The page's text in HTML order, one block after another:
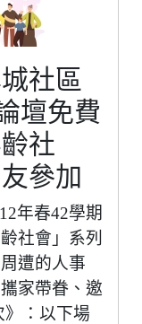
社區
壇免費
社
參加
年春42學期
社會」系列
遭的人事
家帶眷、邀
：以下場